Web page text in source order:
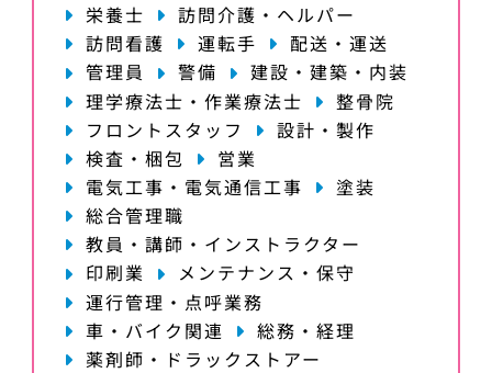
栄養士
訪問介護・ヘルパー
訪問看護
運転手
配送・運送
管理員
警備
建設・建築・内装
理学療法士・作業療法士
整骨院
フロントスタッフ
設計・製作
検査・梱包
営業
電気工事・電気通信工事
塗装
総合管理職
教員・講師・インストラクター
印刷業
メンテナンス・保守
運行管理・点呼業務
車・バイク関連
総務・経理
薬剤師・ドラックストアー